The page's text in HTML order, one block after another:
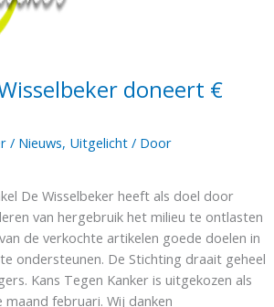
doneert €
/ Nieuws, Uitgelicht / Door
De Wisselbeker heeft als doel door
van hergebruik het milieu te ontlasten
de verkochte artikelen goede doelen in
ondersteunen. De Stichting draait geheel
Kans Tegen Kanker is uitgekozen als
maand februari. Wij danken